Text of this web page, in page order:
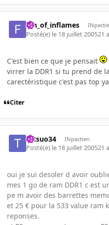
fan_of_inflames
Posté(e) le 18 juillet 200521 a
C'est bien ce que je pensait
virrer la DDR1 si tu prend de
carectéristique c'est pas top
Citer
tetsuo34 INpactien
Posté(e) le 18 juillet 200521 a
oui je sui desoler d avoir
mes 1 go de ram DDR1 c est
pe m avoir des barrettes
et 25 € pour la 533 value ram
reponses.